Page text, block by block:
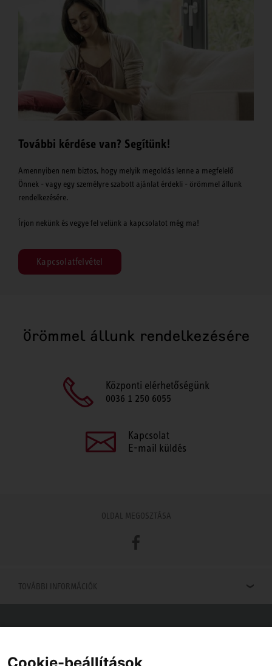
További kérdése van? Segítünk!
Amennyiben nem biztos, hogy melyik megoldás lenne a megfelelő
Önnek - vagy egy személyre szabott ajánlat érdekli - örömmel állunk
rendelkezésére.
Írjon nekünk és vegye fel velünk a kapcsolatot még ma!
Kapcsolatfelvétel
Örömmel állunk rendelkezésére
Központi elérhetőségünk
0036 1 250 6055
Kapcsolat
E-mail küldés
OLDAL MEGOSZTÁSA
Facebook
TOVÁBBI INFORMÁCIÓK
Viszonteladót keres az Ön közelében? Nem probléma.